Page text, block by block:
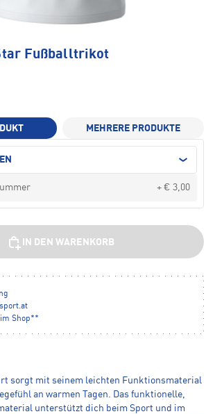
Fußballtrikot
MEHRERE PRODUKTE
+ € 3,00
IN DEN WARENKORB
Shop**
sorgt mit seinem leichten Funktionsmaterial
an warmen Tagen. Das funktionelle,
unterstützt dich beim Sport und im